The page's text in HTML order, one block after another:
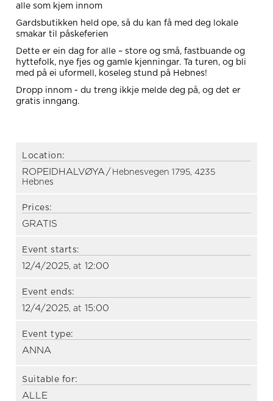
alle som kjem innom
Gardsbutikken held ope, så du kan få med deg lokale
smakar til påskeferien
Dette er ein dag for alle – store og små, fastbuande og
hyttefolk, nye fjes og gamle kjenningar. Ta turen, og bli
med på ei uformell, koseleg stund på Hebnes!
Dropp innom - du treng ikkje melde deg på, og det er
gratis inngang.
Location:
ROPEIDHALVØYA / Hebnesvegen 1795, 4235
Hebnes
Prices:
GRATIS
Event starts:
12/4/2025, at 12:00
Event ends:
12/4/2025, at 15:00
Event type:
ANNA
Suitable for:
ALLE